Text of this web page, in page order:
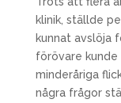
klinik, ställde
kunnat avslöja
förövare
minderåriga
några frågor